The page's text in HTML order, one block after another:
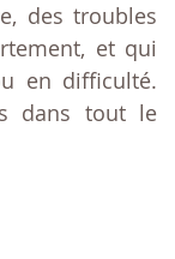
des troubles
et qui
en difficulté.
dans tout le